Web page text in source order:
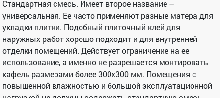
Стандартная смесь. Имеет второе название –
универсальная. Ее часто применяют разные матера для
укладки плитки. Подобный плиточный клей для
наружных работ хорошо подходит и для внутренней
отделки помещений. Действует ограничение на ее
использование, а именно не разрешается монтировать
кафель размерами более 300х300 мм. Помещения с
повышенной влажностью и большой эксплуатационной